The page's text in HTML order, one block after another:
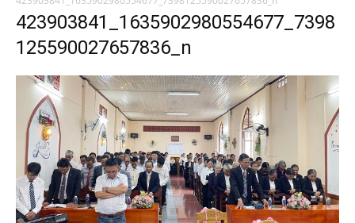
423903841_1635902980554677_7398
125590027657836_n